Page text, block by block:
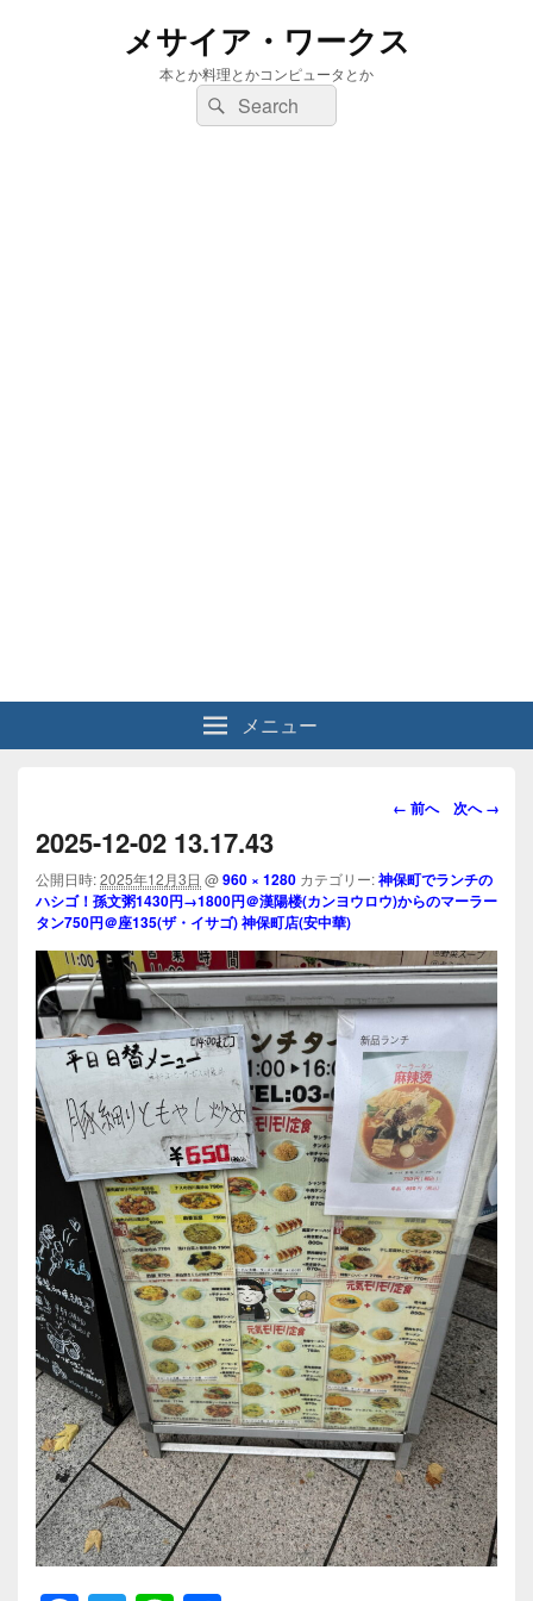
メサイア・ワークス
本とか料理とかコンピュータとか
検
索:
検
索
メニュー
画
ビ
ゲ
シ
ョ
ン
← 前へ 次へ →
2025-12-02 13.17.43
公開日時:2025年12月3日 @960 × 1280 カテゴリー:神保町でランチの
ハシゴ！孫文粥1430円→1800円＠漢陽楼(カンヨウロウ)からのマーラー
タン750円＠座135(ザ・イサゴ) 神保町店(安中華)